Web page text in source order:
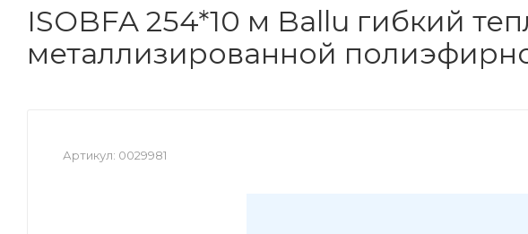
ISOBFA 254*10 м Ballu гибкий
металлизированной
Артикул: 0029981